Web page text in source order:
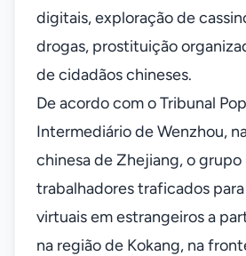
digitais, exploração de
drogas, prostituição
de cidadãos chineses.
De acordo com o Tribunal
Intermediário de Wenzhou,
chinesa de Zhejiang, o grupo
trabalhadores traficados
virtuais em estrangeiros a
na região de Kokang, na